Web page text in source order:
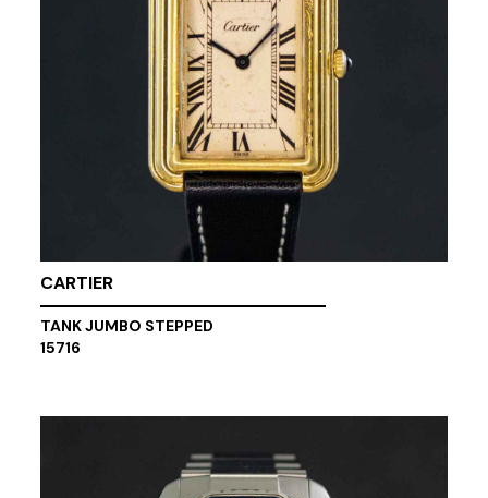
CARTIER
TANK JUMBO STEPPED
15716